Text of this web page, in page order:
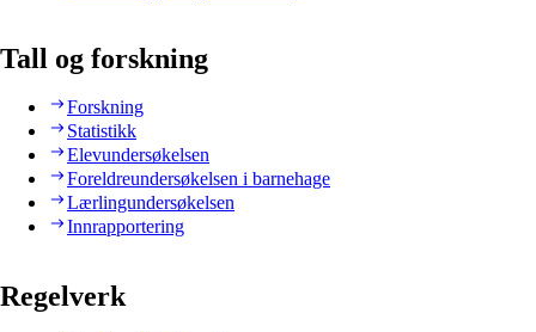
Tall og forskning
Forskning
Statistikk
Elevundersøkelsen
Foreldreundersøkelsen i barnehage
Lærlingundersøkelsen
Innrapportering
Regelverk